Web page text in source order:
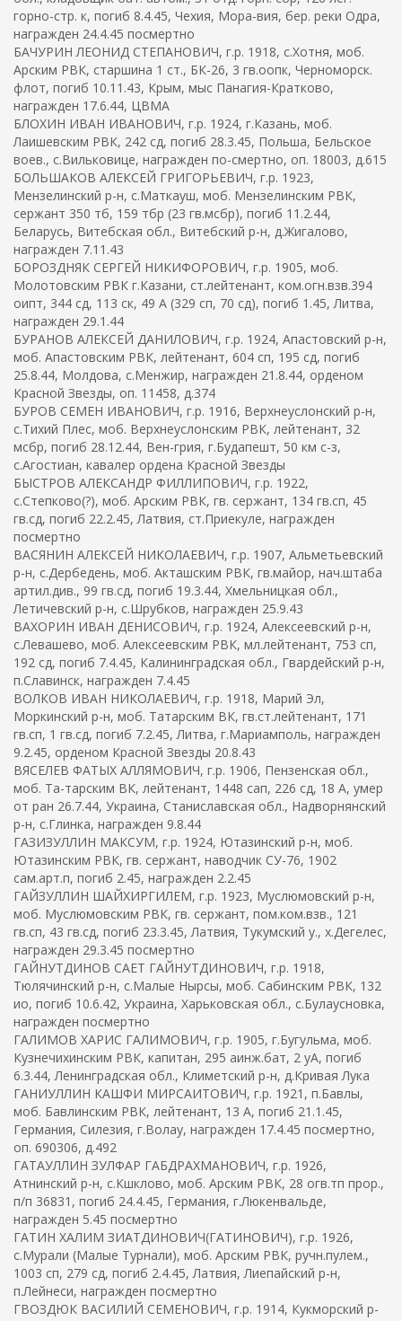
горно-стр. к, погиб 8.4.45, Чехия, Мора-вия, бер. реки Одра,
награжден 24.4.45 посмертно
БАЧУРИН ЛЕОНИД СТЕПАНОВИЧ, г.р. 1918, с.Хотня, моб.
Арским РВК, старшина 1 ст., БК-26, 3 гв.оопк, Черноморск.
флот, погиб 10.11.43, Крым, мыс Панагия-Кратково,
награжден 17.6.44, ЦВМА
БЛОХИН ИВАН ИВАНОВИЧ, г.р. 1924, г.Казань, моб.
Лаишевским РВК, 242 сд, погиб 28.3.45, Польша, Бельское
воев., с.Вильковице, награжден по-смертно, оп. 18003, д.615
БОЛЬШАКОВ АЛЕКСЕЙ ГРИГОРЬЕВИЧ, г.р. 1923,
Мензелинский р-н, с.Маткауш, моб. Мензелинским РВК,
сержант 350 тб, 159 тбр (23 гв.мсбр), погиб 11.2.44,
Беларусь, Витебская обл., Витебский р-н, д.Жигалово,
награжден 7.11.43
БОРОЗДНЯК СЕРГЕЙ НИКИФОРОВИЧ, г.р. 1905, моб.
Молотовским РВК г.Казани, ст.лейтенант, ком.огн.взв.394
оипт, 344 сд, 113 ск, 49 А (329 сп, 70 сд), погиб 1.45, Литва,
награжден 29.1.44
БУРАНОВ АЛЕКСЕЙ ДАНИЛОВИЧ, г.р. 1924, Апастовский р-н,
моб. Апастовским РВК, лейтенант, 604 сп, 195 сд, погиб
25.8.44, Молдова, с.Менжир, награжден 21.8.44, орденом
Красной Звезды, оп. 11458, д.374
БУРОВ СЕМЕН ИВАНОВИЧ, г.р. 1916, Верхнеуслонский р-н,
с.Тихий Плес, моб. Верхнеуслонским РВК, лейтенант, 32
мсбр, погиб 28.12.44, Вен-грия, г.Будапешт, 50 км с-з,
с.Агостиан, кавалер ордена Красной Звезды
БЫСТРОВ АЛЕКСАНДР ФИЛЛИПОВИЧ, г.р. 1922,
с.Степково(?), моб. Арским РВК, гв. сержант, 134 гв.сп, 45
гв.сд, погиб 22.2.45, Латвия, ст.Приекуле, награжден
посмертно
ВАСЯНИН АЛЕКСЕЙ НИКОЛАЕВИЧ, г.р. 1907, Альметьевский
р-н, с.Дербедень, моб. Акташским РВК, гв.майор, нач.штаба
артил.див., 99 гв.сд, погиб 19.3.44, Хмельницкая обл.,
Летичевский р-н, с.Шрубков, награжден 25.9.43
ВАХОРИН ИВАН ДЕНИСОВИЧ, г.р. 1924, Алексеевский р-н,
с.Левашево, моб. Алексеевским РВК, мл.лейтенант, 753 сп,
192 сд, погиб 7.4.45, Калининградская обл., Гвардейский р-н,
п.Славинск, награжден 7.4.45
ВОЛКОВ ИВАН НИКОЛАЕВИЧ, г.р. 1918, Марий Эл,
Моркинский р-н, моб. Татарским ВК, гв.ст.лейтенант, 171
гв.сп, 1 гв.сд, погиб 7.2.45, Литва, г.Мариамполь, награжден
9.2.45, орденом Красной Звезды 20.8.43
ВЯСЕЛЕВ ФАТЫХ АЛЛЯМОВИЧ, г.р. 1906, Пензенская обл.,
моб. Та-тарским ВК, лейтенант, 1448 сап, 226 сд, 18 А, умер
от ран 26.7.44, Украина, Станиславская обл., Надворнянский
р-н, с.Глинка, награжден 9.8.44
ГАЗИЗУЛЛИН МАКСУМ, г.р. 1924, Ютазинский р-н, моб.
Ютазинским РВК, гв. сержант, наводчик СУ-76, 1902
сам.арт.п, погиб 2.45, награжден 2.2.45
ГАЙЗУЛЛИН ШАЙХИРГИЛЕМ, г.р. 1923, Муслюмовский р-н,
моб. Муслюмовским РВК, гв. сержант, пом.ком.взв., 121
гв.сп, 43 гв.сд, погиб 23.3.45, Латвия, Тукумский у., х.Дегелес,
награжден 29.3.45 посмертно
ГАЙНУТДИНОВ САЕТ ГАЙНУТДИНОВИЧ, г.р. 1918,
Тюлячинский р-н, с.Малые Нырсы, моб. Сабинским РВК, 132
ио, погиб 10.6.42, Украина, Харьковская обл., с.Булаусновка,
награжден посмертно
ГАЛИМОВ ХАРИС ГАЛИМОВИЧ, г.р. 1905, г.Бугульма, моб.
Кузнечихинским РВК, капитан, 295 аинж.бат, 2 уА, погиб
6.3.44, Ленинградская обл., Климетский р-н, д.Кривая Лука
ГАНИУЛЛИН КАШФИ МИРСАИТОВИЧ, г.р. 1921, п.Бавлы,
моб. Бавлинским РВК, лейтенант, 13 А, погиб 21.1.45,
Германия, Силезия, г.Волау, награжден 17.4.45 посмертно,
оп. 690306, д.492
ГАТАУЛЛИН ЗУЛФАР ГАБДРАХМАНОВИЧ, г.р. 1926,
Атнинский р-н, с.Кшклово, моб. Арским РВК, 28 огв.тп прор.,
п/п 36831, погиб 24.4.45, Германия, г.Люкенвальде,
награжден 5.45 посмертно
ГАТИН ХАЛИМ ЗИАТДИНОВИЧ(ГАТИНОВИЧ), г.р. 1926,
с.Мурали (Малые Турнали), моб. Арским РВК, ручн.пулем.,
1003 сп, 279 сд, погиб 2.4.45, Латвия, Лиепайский р-н,
п.Лейнеси, награжден посмертно
ГВОЗДЮК ВАСИЛИЙ СЕМЕНОВИЧ, г.р. 1914, Кукморский р-